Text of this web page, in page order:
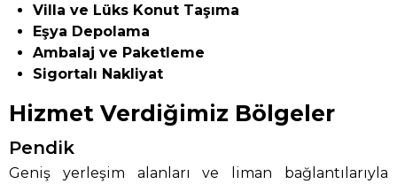
Villa ve Lüks Konut Taşıma
Eşya Depolama
Ambalaj ve Paketleme
Sigortalı Nakliyat
Hizmet Verdiğimiz Bölgeler
Pendik
Geniş yerleşim alanları ve liman bağlantılarıyla